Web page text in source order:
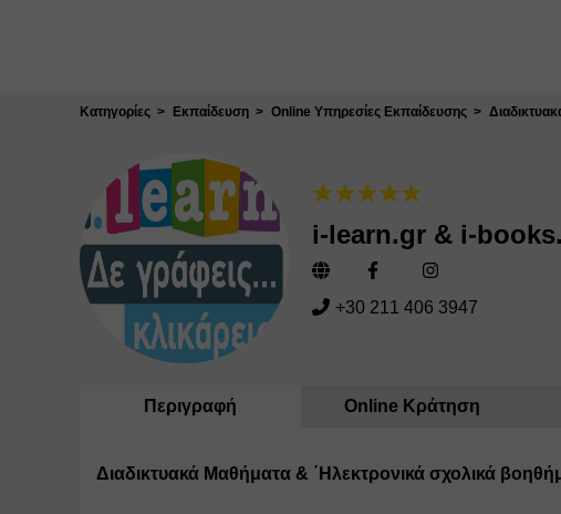
Κατηγορίες Εκπαίδευση Online Υπηρεσίες Εκπαίδευσης
i-learn.gr & i-
+30 211 406 3947
Περιγραφή Online Κράτηση
Διαδικτυακά Μαθήματα & ΄Ηλεκτρονικά σχολικά